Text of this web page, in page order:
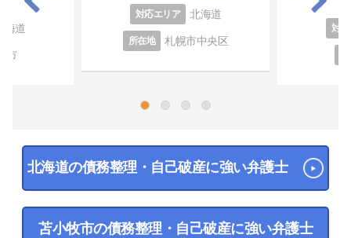
海道
市
対応エリア 北海道
所在地 札幌市中央区
対
北海道の債務整理・自己破産に強い弁護士
苫小牧市の債務整理・自己破産に強い弁護士